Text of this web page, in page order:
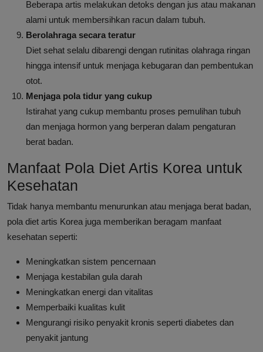
Beberapa artis melakukan detoks dengan jus atau makanan
alami untuk membersihkan racun dalam tubuh.
Berolahraga secara teratur
Diet sehat selalu dibarengi dengan rutinitas olahraga ringan
hingga intensif untuk menjaga kebugaran dan pembentukan
otot.
Menjaga pola tidur yang cukup
Istirahat yang cukup membantu proses pemulihan tubuh
dan menjaga hormon yang berperan dalam pengaturan
berat badan.
Manfaat Pola Diet Artis Korea untuk
Kesehatan
Tidak hanya membantu menurunkan atau menjaga berat badan,
pola diet artis Korea juga memberikan beragam manfaat
kesehatan seperti:
Meningkatkan sistem pencernaan
Menjaga kestabilan gula darah
Meningkatkan energi dan vitalitas
Memperbaiki kualitas kulit
Mengurangi risiko penyakit kronis seperti diabetes dan
penyakit jantung